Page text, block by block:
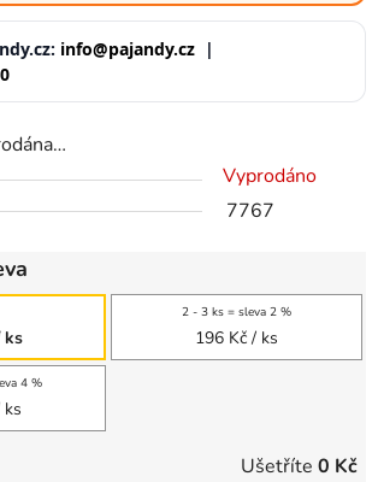
info@pajandy.cz |
Vyprodáno
7767
ks
2 - 3 ks = sleva 2 %
196 Kč / ks
4 %
ks
Ušetříte 0 Kč